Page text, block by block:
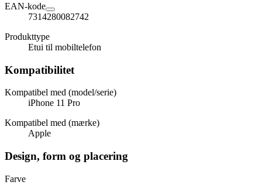
EAN-kode
7314280082742
Produkttype
Etui til mobiltelefon
Kompatibilitet
Kompatibel med (model/serie)
iPhone 11 Pro
Kompatibel med (mærke)
Apple
Design, form og placering
Farve